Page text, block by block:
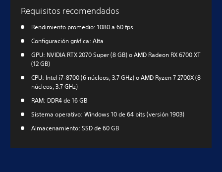
Requisitos recomendados
Rendimiento promedio: 1080 a 60 fps
Configuración gráfica: Alta
GPU: NVIDIA RTX 2070 Super (8 GB) o AMD Radeon RX 6700 XT
(12 GB)
CPU: Intel i7-8700 (6 núcleos, 3.7 GHz) o AMD Ryzen 7 2700X (8
núcleos, 3.7 GHz)
RAM: DDR4 de 16 GB
Sistema operativo: Windows 10 de 64 bits (versión 1903)
Almacenamiento: SSD de 60 GB